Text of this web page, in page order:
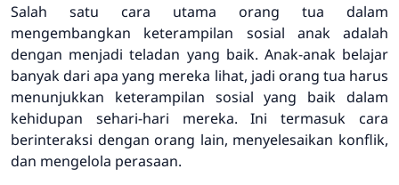
Salah satu cara utama orang tua dalam
mengembangkan keterampilan sosial anak adalah
dengan menjadi teladan yang baik. Anak-anak belajar
banyak dari apa yang mereka lihat, jadi orang tua harus
menunjukkan keterampilan sosial yang baik dalam
kehidupan sehari-hari mereka. Ini termasuk cara
berinteraksi dengan orang lain, menyelesaikan konflik,
dan mengelola perasaan.